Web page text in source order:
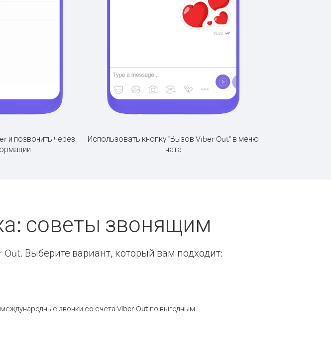
и позвонить через
Использовать кнопку "Вызов Viber Out" в меню
чата
советы звонящим
Выберите вариант, который вам подходит:
звонки со счёта Viber Out по выгодным